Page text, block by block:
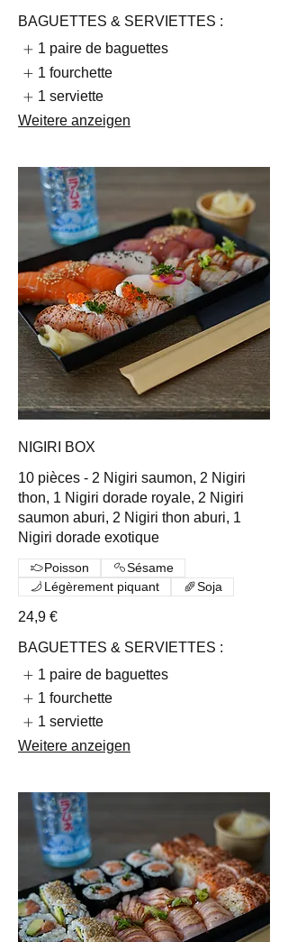
BAGUETTES & SERVIETTES :
1 paire de baguettes
1 fourchette
1 serviette
Weitere anzeigen
NIGIRI BOX
10 pièces - 2 Nigiri saumon, 2 Nigiri
thon, 1 Nigiri dorade royale, 2 Nigiri
saumon aburi, 2 Nigiri thon aburi, 1
Nigiri dorade exotique
24,9 €
Poisson
Sésame
Légèrement piquant
Soja
BAGUETTES & SERVIETTES :
1 paire de baguettes
1 fourchette
1 serviette
Weitere anzeigen